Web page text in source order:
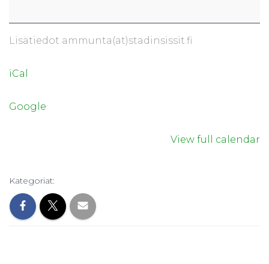
Lisätiedot ammunta(at)stadinsissit.fi
iCal
Google
View full calendar
Kategoriat: